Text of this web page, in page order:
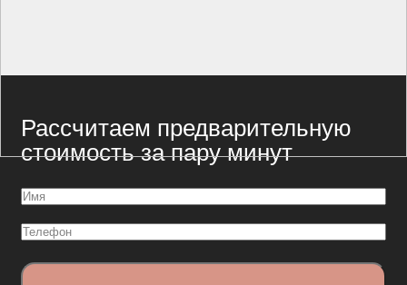
Рассчитаем предварительную
стоимость за пару минут
Имя
Телефон